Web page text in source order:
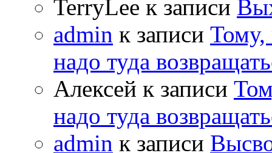
TerryLee к записи
admin к записи Тому,
надо туда
Алексей к записи
надо туда
admin к записи